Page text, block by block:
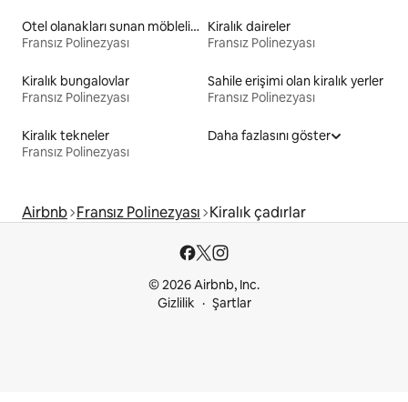
Otel olanakları sunan möbleli kiralık yerler
Fransız Polinezyası
Kiralık daireler
Fransız Polinezyası
Kiralık bungalovlar
Fransız Polinezyası
Sahile erişimi olan kiralık yerler
Fransız Polinezyası
Kiralık tekneler
Fransız Polinezyası
Daha fazlasını göster
Airbnb Fransız Polinezyası Kiralık çadırlar
© 2026 Airbnb, Inc.
Gizlilik
Şartlar